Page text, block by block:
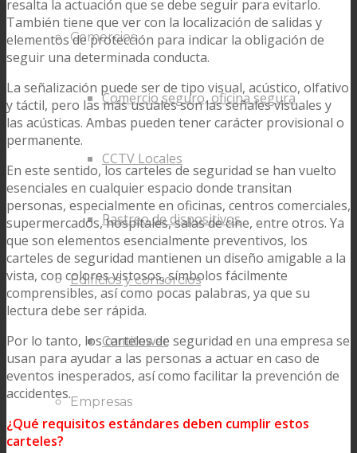
Comercios
Comercio seguro, oficina segura
CCTV Locales
Rastreo de dispositivos
Edificios y consorcios
Centitower
Empresas
resalta la actuación que se debe seguir para evitarlo.
También tiene que ver con la localización de salidas y
elementos de protección para indicar la obligación de
seguir una determinada conducta.
La señalización puede ser de tipo visual, acústico, olfativo
y táctil, pero las más usuales son las señales visuales y
las acústicas. Ambas pueden tener carácter provisional o
permanente.
En este sentido, los carteles de seguridad se han vuelto
esenciales en cualquier espacio donde transitan
personas, especialmente en oficinas, centros comerciales,
supermercados, hospitales, salas de cine, entre otros. Ya
que son elementos esencialmente preventivos, los
carteles de seguridad mantienen un diseño amigable a la
vista, con colores vistosos, símbolos fácilmente
comprensibles, así como pocas palabras, ya que su
lectura debe ser rápida.
Por lo tanto, los carteles de seguridad en una empresa se
usan para ayudar a las personas a actuar en caso de
eventos inesperados, así como facilitar la prevención de
accidentes.
¿Qué requisitos estándares deben cumplir estos
carteles?